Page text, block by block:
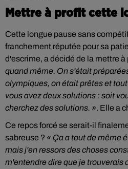
Mettre à profit cette
Cette longue pause sans
franchement réputée pour sa
d'escrime, a décidé de la mettre à
quand même. On s'était
olympiques, on était prêtes et
vous avez deux solutions : soit
cherchez des solutions. ». Elle a
Ce repos forcé se serait-il
sabreuse ? « Ça a tout de même
mais j'en ressors des choses
m'entendre dire que je trouverais